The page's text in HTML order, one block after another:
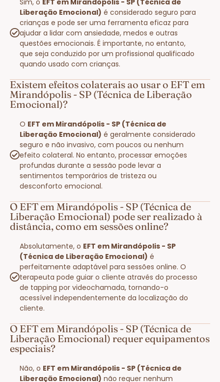
Liberação Emocional) é considerado seguro para
crianças e pode ser uma ferramenta eficaz para
ajudar a lidar com ansiedade, medos e outras
questões emocionais. É importante, no entanto,
que seja conduzido por um profissional qualificado
quando usado com crianças.
Existem efeitos colaterais ao usar o EFT em
Mirandópolis - SP (Técnica de Liberação
Emocional)?
O EFT em Mirandópolis - SP (Técnica de
Liberação Emocional) é geralmente considerado
seguro e não invasivo, com poucos ou nenhum
efeito colateral. No entanto, processar emoções
profundas durante a sessão pode levar a
sentimentos temporários de tristeza ou
desconforto emocional.
O EFT em Mirandópolis - SP (Técnica de
Liberação Emocional) pode ser realizado à
distância, como em sessões online?
Absolutamente, o EFT em Mirandópolis - SP
(Técnica de Liberação Emocional) é
perfeitamente adaptável para sessões online. O
terapeuta pode guiar o cliente através do processo
de tapping por videochamada, tornando-o
acessível independentemente da localização do
cliente.
O EFT em Mirandópolis - SP (Técnica de
Liberação Emocional) requer equipamentos
especiais?
Não, o EFT em Mirandópolis - SP (Técnica de
Liberação Emocional) não requer nenhum